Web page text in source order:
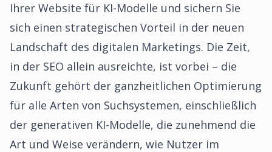
Ihrer Website für KI-Modelle und sichern Sie
sich einen strategischen Vorteil in der neuen
Landschaft des digitalen Marketings. Die Zeit,
in der SEO allein ausreichte, ist vorbei – die
Zukunft gehört der ganzheitlichen Optimierung
für alle Arten von Suchsystemen, einschließlich
der generativen KI-Modelle, die zunehmend die
Art und Weise verändern, wie Nutzer im